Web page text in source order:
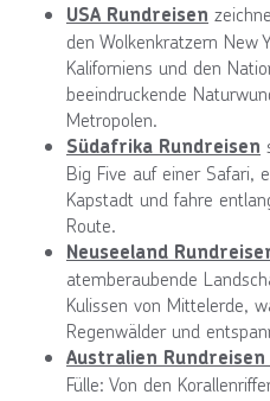
USA Rundreisen
den Wolkenkratzern New
Kaliforniens und den
beeindruckende
Metropolen.
Südafrika Rundreisen
Big Five auf einer Safari,
Kapstadt und fahre
Route.
Neuseeland
atemberaubende
Kulissen von Mittelerde,
Regenwälder und
Australien Rundreisen
Fülle: Von den